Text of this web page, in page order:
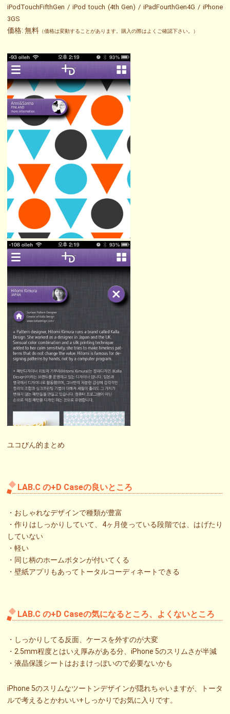
iPodTouchFifthGen / iPod touch (4th Gen) / iPadFourthGen4G / iPhone
3GS
価格: 無料 （価格は変動することがあります。購入の際はよくご確認下さい。）
ユコびん的まとめ
LAB.C の+D Caseの良いところ
・おしゃれなデザインで種類が豊富
・作りはしっかりしていて、4ヶ月使っている段階では、はげたり
していない
・軽い
・同じ柄のホームボタンが付いてくる
・壁紙アプリもあってトータルコーディネートできる
LAB.C の+D Caseの気になるところ、よくないところ
・しっかりしてる反面、ケースを外すのが大変
・2.5mm程度とはいえ厚みがある分、iPhone 5のスリムさが半減
・液晶保護シートはおまけっぽいので必要ないかも
iPhone 5のスリムなツートンデザインが隠れちゃいますが、トータ
ルで考えるとかわいい+しっかりでお気に入りです。